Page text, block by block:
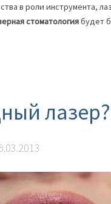
в роли инструмента,
стоматологиябудет
лазер?